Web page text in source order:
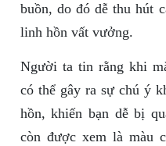
buồn, do đó dễ thu hút
linh hồn vất vưởng.
Người ta tin rằng khi
có thể gây ra sự chú ý
hồn, khiến bạn dễ bị
còn được xem là màu